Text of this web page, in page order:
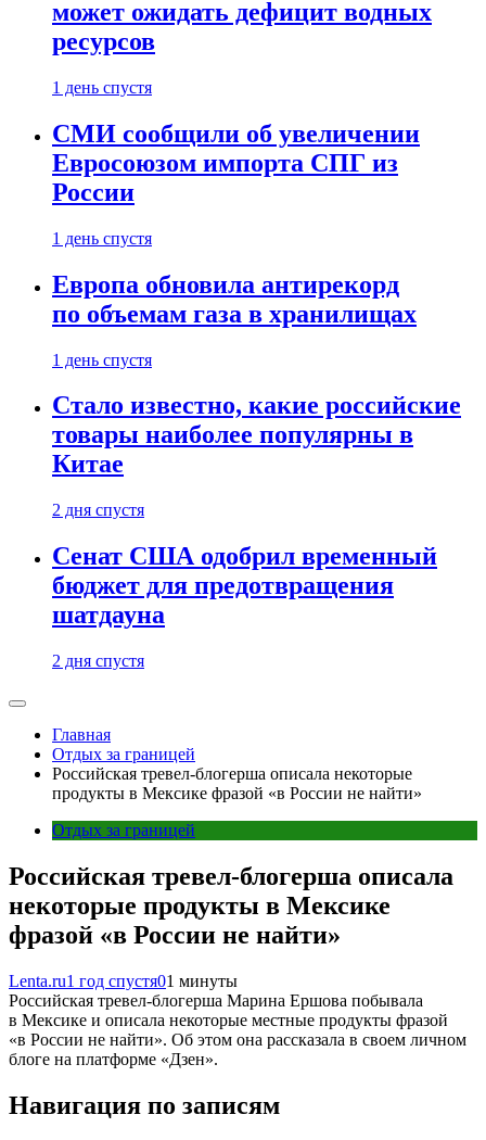
может ожидать дефицит водных
ресурсов
1 день спустя
СМИ сообщили об увеличении
Евросоюзом импорта СПГ из
России
1 день спустя
Европа обновила антирекорд
по объемам газа в хранилищах
1 день спустя
Стало известно, какие российские
товары наиболее популярны в
Китае
2 дня спустя
Сенат США одобрил временный
бюджет для предотвращения
шатдауна
2 дня спустя
Главная
Отдых за границей
Российская тревел-блогерша описала некоторые
продукты в Мексике фразой «в России не найти»
Отдых за границей
Российская тревел-блогерша описала
некоторые продукты в Мексике
фразой «в России не найти»
Lenta.ru1 год спустя01 минуты
Российская тревел-блогерша Марина Ершова побывала
в Мексике и описала некоторые местные продукты фразой
«в России не найти». Об этом она рассказала в своем личном
блоге на платформе «Дзен».
Навигация по записям